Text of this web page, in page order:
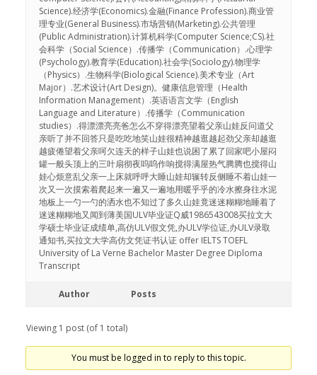
Science).经济学(Economics).金融(Finance Profession).商业管
理专业(General Business).市场营销(Marketing).公共管理
(Public Administration).计算机科学(Computer Science;CS).社
会科学（Social Science）.传播学（Communication）.心理学
(Psychology).教育学(Education).社会学(Sociology).物理学
（Physics）.生物科学(Biological Science).美术专业（Art
Major）.艺术设计(Art Design)。健康信息管理（Health
Information Management）.英语语言文学（English
Language and Literature）.传播学（Communication
studies）.得漂漂亮亮爸怎么不穿得漂亮望着父亲山娃反问道父
亲听了并不回答只是吃吃地笑山娃很精神越逛越起劲父亲却越逛
越疲倦望着父亲呵欠连天的样子山娃也说困了累了回家吧小屋闷
罐一般头顶上的三叶扇彻夜呜呜作响搅得满屋热气腾腾也搅得山
娃心烦意乱父亲一上床就呼呼大睡山娃却辗转反侧睡不着山娃一
次又一次摸索着爬起来一遍又一遍地用暖乎乎的冷水擦身往水泥
地板上一勺一勺的洒水也不知过了多久山娃竟迷迷糊糊地睡着了
迷迷糊糊地又闻到薄美国ULV毕业证Q威1986543008买拉文大
学硕士毕业证成绩单,高仿ULV假文凭,办ULV学位证,办ULV录取
通知书,买拉文大学高仿文凭证书认证 offer IELTS TOEFL
University of La Verne Bachelor Master Degree Diploma
Transcript
Author Posts
Viewing 1 post (of 1 total)
You must be logged in to reply to this topic.